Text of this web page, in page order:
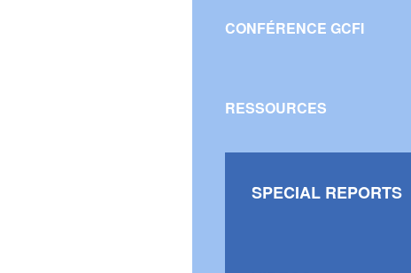
CONFÉRENCE GCFI
RESSOURCES
SPECIAL REPORTS